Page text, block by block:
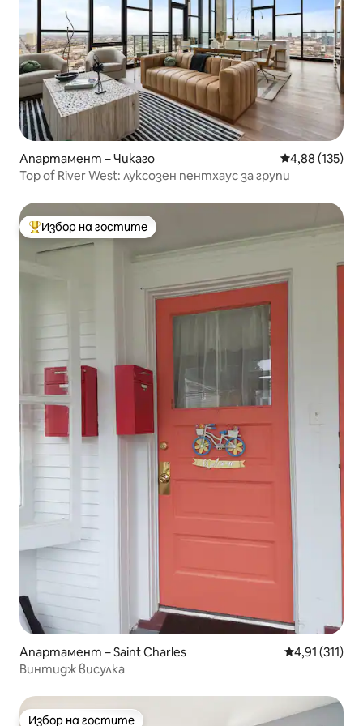
Апартамент – Чикаго Средна
4,88 (135)
Top of River West: луксозен пентхаус за групи
Най-популярен избор на гостите
Избор на гостите
Апартамент – Saint Charles Средна
4,91 (311)
Винтидж висулка
Избор на гостите